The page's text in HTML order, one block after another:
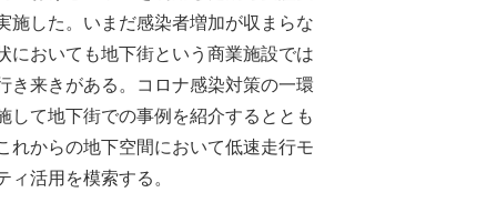
施した。いまだ感染者増加が収まらな
においても地下街という商業施設では
き来きがある。コロナ感染対策の一環
して地下街での事例を紹介するととも
れからの地下空間において低速走行モ
ィ活用を模索する。